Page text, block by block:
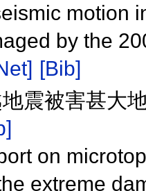
motion
by the
[Bib]
震被害甚大
on
extreme